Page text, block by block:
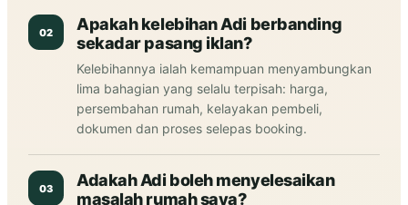
02
Apakah kelebihan Adi berbanding
sekadar pasang iklan?
Kelebihannya ialah kemampuan menyambungkan
lima bahagian yang selalu terpisah: harga,
persembahan rumah, kelayakan pembeli,
dokumen dan proses selepas booking.
03
Adakah Adi boleh menyelesaikan
masalah rumah saya?